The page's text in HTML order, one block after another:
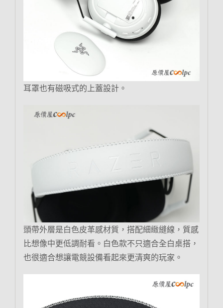
耳罩也有磁吸式的上蓋設計。
頭帶外層是白色皮革感材質，搭配細緻縫線，質感
比想像中更低調耐看。白色款不只適合全白桌搭，
也很適合想讓電競設備看起來更清爽的玩家。